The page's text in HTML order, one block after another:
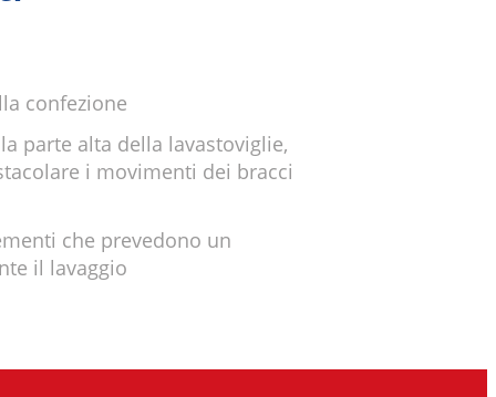
confezione
parte alta della lavastoviglie,
i movimenti dei bracci
che prevedono un
il lavaggio